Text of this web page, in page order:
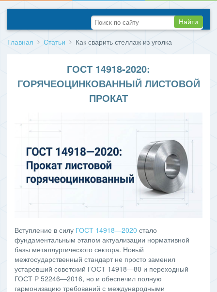
Найти
Главная Статьи Как сварить стеллаж из уголка
ГОСТ 14918-2020:
ГОРЯЧЕОЦИНКОВАННЫЙ ЛИСТОВОЙ
ПРОКАТ
Вступление в силу ГОСТ 14918—2020 стало
фундаментальным этапом актуализации нормативной
базы металлургического сектора. Новый
межгосударственный стандарт не просто заменил
устаревший советский ГОСТ 14918—80 и переходный
ГОСТ Р 52246—2016, но и обеспечил полную
гармонизацию требований с международными